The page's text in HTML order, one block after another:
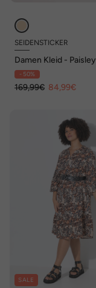
SEIDENSTICKER
Damen Kleid - Paisley
- 50%
169,99€ 84,99€
SALE